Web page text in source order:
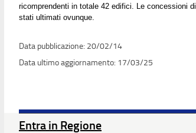
ricomprendenti in totale 42 edifici. Le concessioni
stati ultimati ovunque.
20/02/14
17/03/25
Entra in Regione